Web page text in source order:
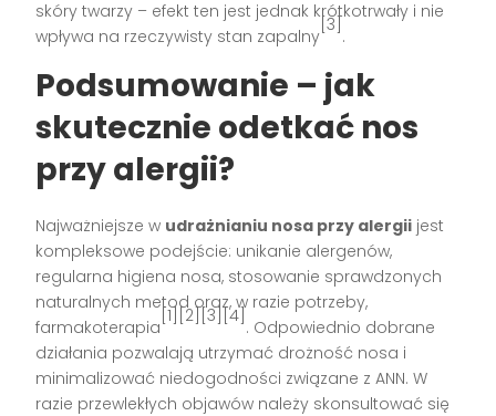
skóry twarzy – efekt ten jest jednak krótkotrwały i nie
wpływa na rzeczywisty stan zapalny
[3]
.
Podsumowanie – jak
skutecznie odetkać nos
przy alergii?
Najważniejsze w udrażnianiu nosa przy alergii jest
kompleksowe podejście: unikanie alergenów,
regularna higiena nosa, stosowanie sprawdzonych
naturalnych metod oraz, w razie potrzeby,
farmakoterapia
[1][2][3][4]
. Odpowiednio dobrane
działania pozwalają utrzymać drożność nosa i
minimalizować niedogodności związane z ANN. W
razie przewlekłych objawów należy skonsultować się